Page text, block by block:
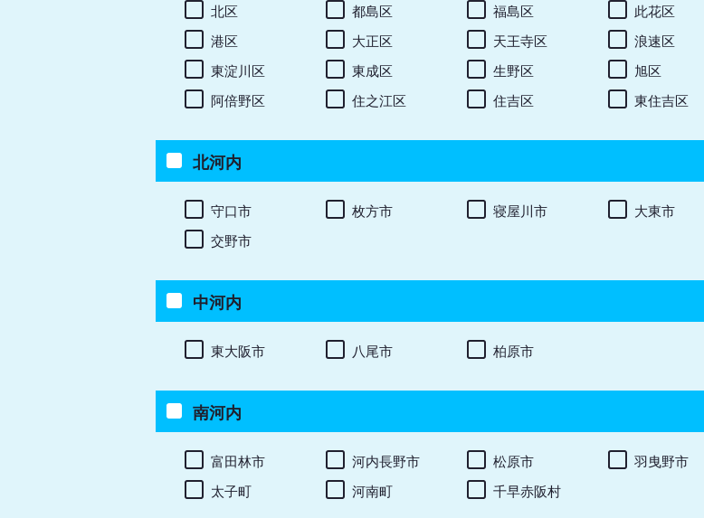
北区 都島区 福島区 此花区
港区
大正区 天王寺区 浪速区
東淀川区
東成区 生野区 旭区
阿倍野区
住之江区 住吉区 東住吉区
北河内
守口市 枚方市 寝屋川市 大東市
交野市
中河内
東大阪市 八尾市 柏原市
南河内
富田林市 河内長野市 松原市 羽曳野市
太子町
河南町 千早赤阪村